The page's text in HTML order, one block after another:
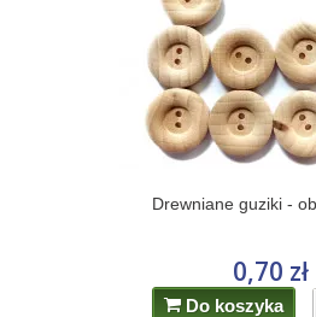
Drewniane guziki -
0,70 zł
Do koszyka